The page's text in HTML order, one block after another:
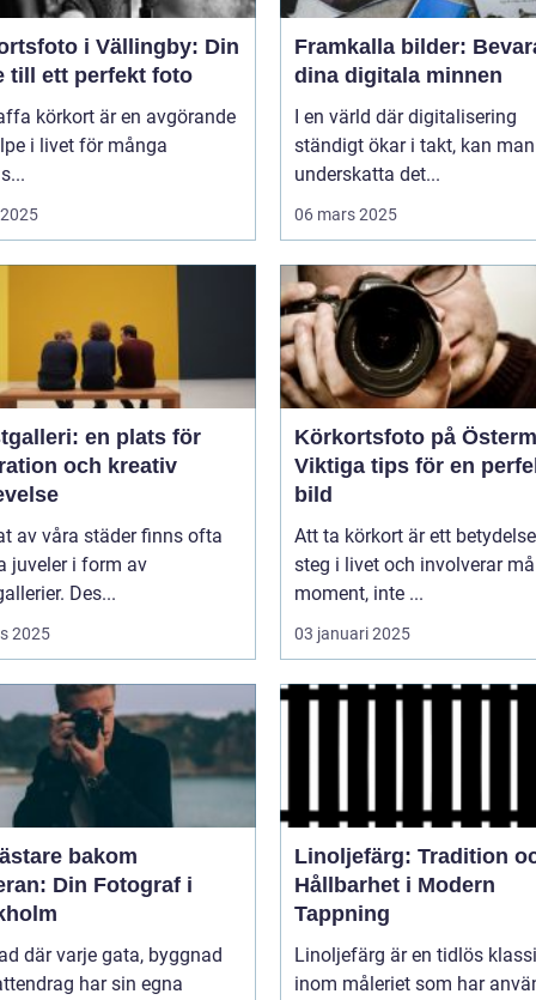
i Vällingby: Din
till ett perfekt foto
körkort är en avgörande
i livet för många
Framkalla bilder:
dina digitala minnen
I en värld där digitalisering
ständigt ökar i takt, kan
underskatta det...
06 mars 2025
en plats för
och kreativ
av våra städer finns ofta
juveler i form av
Des...
2025
Körkortsfoto på
Viktiga tips för en
bild
Att ta körkort är ett
steg i livet och involverar
moment, inte ...
03 januari 2025
bakom
Din Fotograf i
där varje gata, byggnad
har sin egna
Linoljefärg: Tradition
Hållbarhet i Modern
Tappning
Linoljefärg är en tidlös
inom måleriet som har